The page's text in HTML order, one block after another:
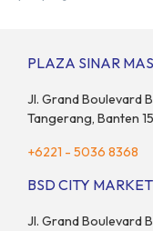
target. “Kami yakin
PLAZA SINAR
Jl. Grand Boulevard
Tangerang, Banten
+6221 - 5036 8368
BSD CITY
Jl. Grand Boulevard